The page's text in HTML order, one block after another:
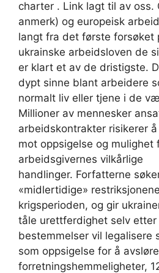
charter . Link lagt til av oss.
anmerk) og europeisk
langt fra det første forsøket
ukrainske arbeidsloven de
er klart et av de dristigste.
dypt sinne blant arbeidere
normalt liv eller tjene i de
Millioner av mennesker
arbeidskontrakter risikerer
mot oppsigelse og mulighet
arbeidsgivernes vilkårlige
handlinger. Forfatterne
«midlertidige»
krigsperioden, og gir
tåle urettferdighet selv etter
bestemmelser vil legalisere
som oppsigelse for å avsløre
forretningshemmeligheter,